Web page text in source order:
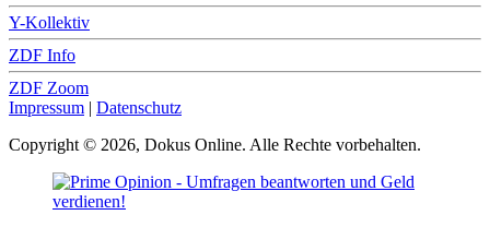
Y-Kollektiv
ZDF Info
ZDF Zoom
Impressum | Datenschutz
Copyright © 2026, Dokus Online. Alle Rechte vorbehalten.